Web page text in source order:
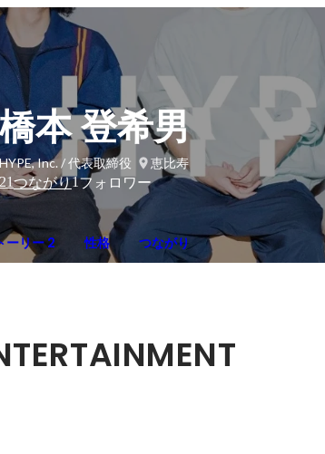
本 登希男
Inc. / 代表取締役
恵比寿
21つながり1フォロワー
ーリー 2 性格 つながり